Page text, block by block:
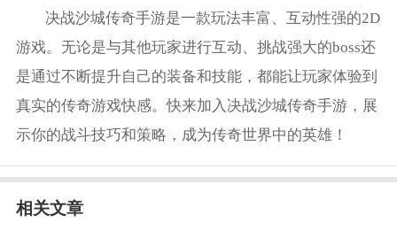
决战沙城传奇手游是一款玩法丰富、互动性强的2D
游戏。无论是与其他玩家进行互动、挑战强大的boss还
是通过不断提升自己的装备和技能，都能让玩家体验到
真实的传奇游戏快感。快来加入决战沙城传奇手游，展
示你的战斗技巧和策略，成为传奇世界中的英雄！
相关文章